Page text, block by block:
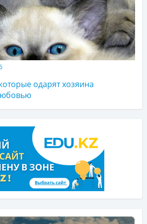
одарят хозяина